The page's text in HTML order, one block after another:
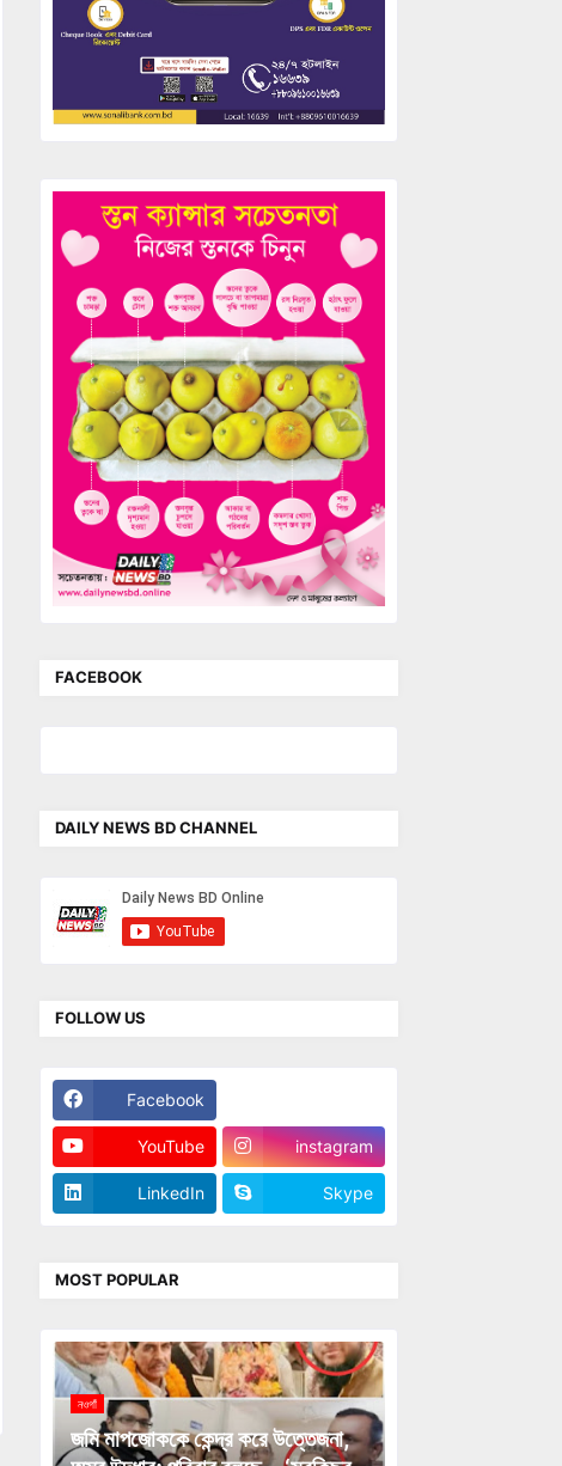
FACEBOOK
DAILY NEWS BD CHANNEL
FOLLOW US
Facebook
YouTube instagram
LinkedIn Skype
MOST POPULAR
নওগাঁ
জমি মাপজোককে কেন্দ্র করে উত্তেজনা,